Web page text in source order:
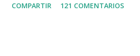
mundo mundial...
COMPARTIR 121 COMENTARIOS